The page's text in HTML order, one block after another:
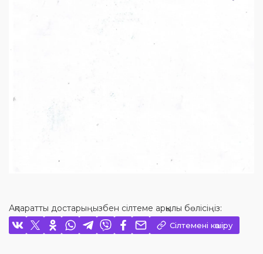
Ақпаратты достарыңызбен сілтеме арқылы бөлісіңіз:
Сілтемені көшіру